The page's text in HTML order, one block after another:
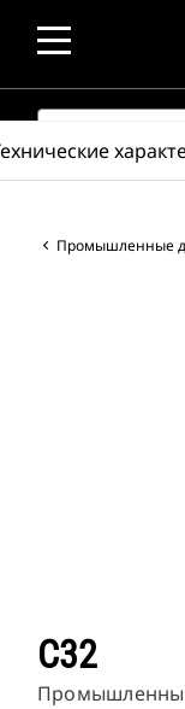
SEARCH
Промышленные
C32